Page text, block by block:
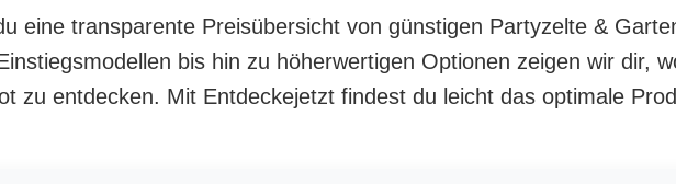
eine transparente Preisübersicht von günstigen Partyzelte &
bis hin zu höherwertigen Optionen zeigen wir dir,
zu entdecken. Mit Entdeckejetzt findest du leicht das optimale